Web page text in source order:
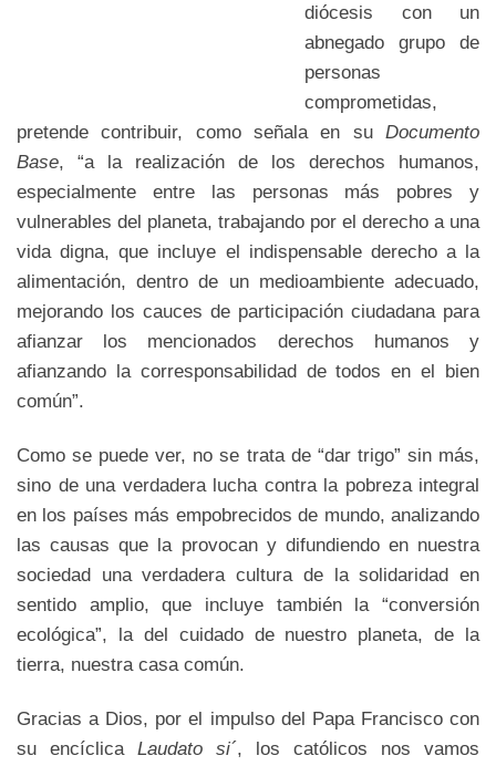
diócesis con un
abnegado grupo de
personas
comprometidas,
pretende contribuir, como señala en su Documento
Base, “a la realización de los derechos humanos,
especialmente entre las personas más pobres y
vulnerables del planeta, trabajando por el derecho a una
vida digna, que incluye el indispensable derecho a la
alimentación, dentro de un medioambiente adecuado,
mejorando los cauces de participación ciudadana para
afianzar los mencionados derechos humanos y
afianzando la corresponsabilidad de todos en el bien
común”.
Como se puede ver, no se trata de “dar trigo” sin más,
sino de una verdadera lucha contra la pobreza integral
en los países más empobrecidos de mundo, analizando
las causas que la provocan y difundiendo en nuestra
sociedad una verdadera cultura de la solidaridad en
sentido amplio, que incluye también la “conversión
ecológica”, la del cuidado de nuestro planeta, de la
tierra, nuestra casa común.
Gracias a Dios, por el impulso del Papa Francisco con
su encíclica Laudato si´, los católicos nos vamos